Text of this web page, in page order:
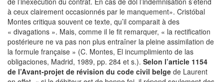
à ceux clairement occasionnés par le manquement». Cristóbal
Montes critiqua souvent ce texte, qu’il comparait à des
« divagations ». Mais, comme il le fit remarquer, « la rectification
postérieure ne va pas non plus entraîner la pleine assimilation de
la formule française » (C. Montes, El incumplimiento de las
obligaciones, Madrid, 1989, pp. 284 et s.). Selon l’article 1154
de l’Avant-projet de révision du code civil belge de Laurent